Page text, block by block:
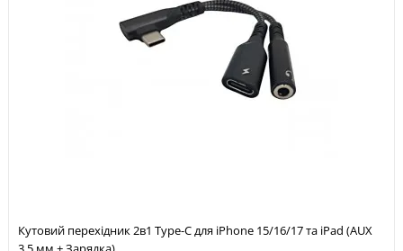
Кутовий перехідник 2в1 Type-C для iPhone 15/16/17 та iPad (AUX